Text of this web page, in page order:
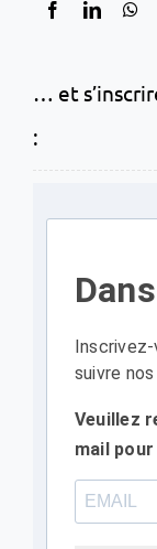
… et
:
suivre
Veuillez
mail